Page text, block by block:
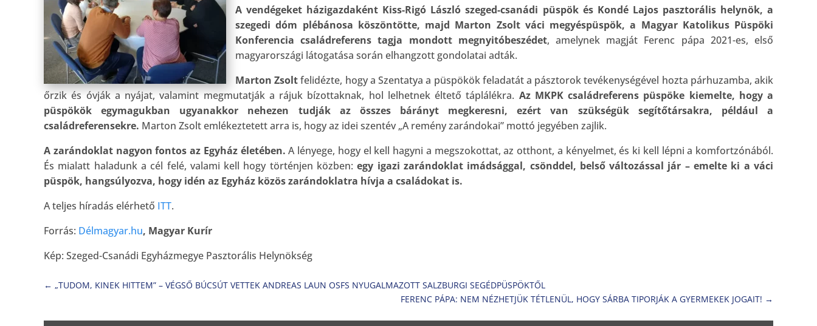
A vendégeket házigazdaként Kiss-Rigó László szeged-csanádi püspök és Kondé Lajos pasztorális helynök, a
szegedi dóm plébánosa köszöntötte, majd Marton Zsolt váci megyéspüspök, a Magyar Katolikus Püspöki
Konferencia családreferens tagja mondott megnyitóbeszédet, amelynek magját Ferenc pápa 2021-es, első
magyarországi látogatása során elhangzott gondolatai adták.
Marton Zsoltfelidézte, hogy a Szentatya a püspökök feladatát a pásztorok tevékenységével hozta párhuzamba, akik
őrzik és óvják a nyájat, valamint megmutatják a rájuk bízottaknak, hol lelhetnek éltető táplálékra. Az MKPK családreferens püspöke kiemelte, hogy a
püspökök egymagukban ugyanakkor nehezen tudják az összes bárányt megkeresni, ezért van szükségük segítőtársakra, például a
családreferensekre. Marton Zsolt emlékeztetett arra is, hogy az idei szentév „A remény zarándokai” mottó jegyében zajlik.
A zarándoklat nagyon fontos az Egyház életében. A lényege, hogy el kell hagyni a megszokottat, az otthont, a kényelmet, és ki kell lépni a komfortzónából.
És mialatt haladunk a cél felé, valami kell hogy történjen közben:egy igazi zarándoklat imádsággal, csönddel, belső változással jár – emelte ki a váci
püspök, hangsúlyozva, hogy idén az Egyház közös zarándoklatra hívja a családokat is.
A teljes híradás elérhető ITT.
Forrás: Délmagyar.hu, Magyar Kurír
Kép: Szeged-Csanádi Egyházmegye Pasztorális Helynökség
← „TUDOM, KINEK HITTEM” – VÉGSŐ BÚCSÚT VETTEK ANDREAS LAUN OSFS NYUGALMAZOTT SALZBURGI SEGÉDPÜSPÖKTŐL
FERENC PÁPA: NEM NÉZHETJÜK TÉTLENÜL, HOGY SÁRBA TIPORJÁK A GYERMEKEK JOGAIT! →